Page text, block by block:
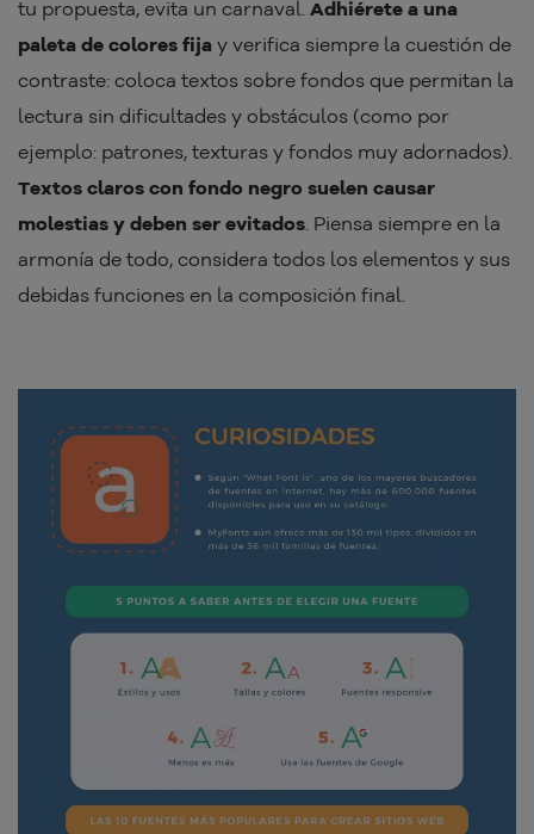
tu propuesta, evita un carnaval. Adhiérete a una
paleta de colores fija y verifica siempre la cuestión de
contraste: coloca textos sobre fondos que permitan la
lectura sin dificultades y obstáculos (como por
ejemplo: patrones, texturas y fondos muy adornados).
Textos claros con fondo negro suelen causar
molestias y deben ser evitados. Piensa siempre en la
armonía de todo, considera todos los elementos y sus
debidas funciones en la composición final.